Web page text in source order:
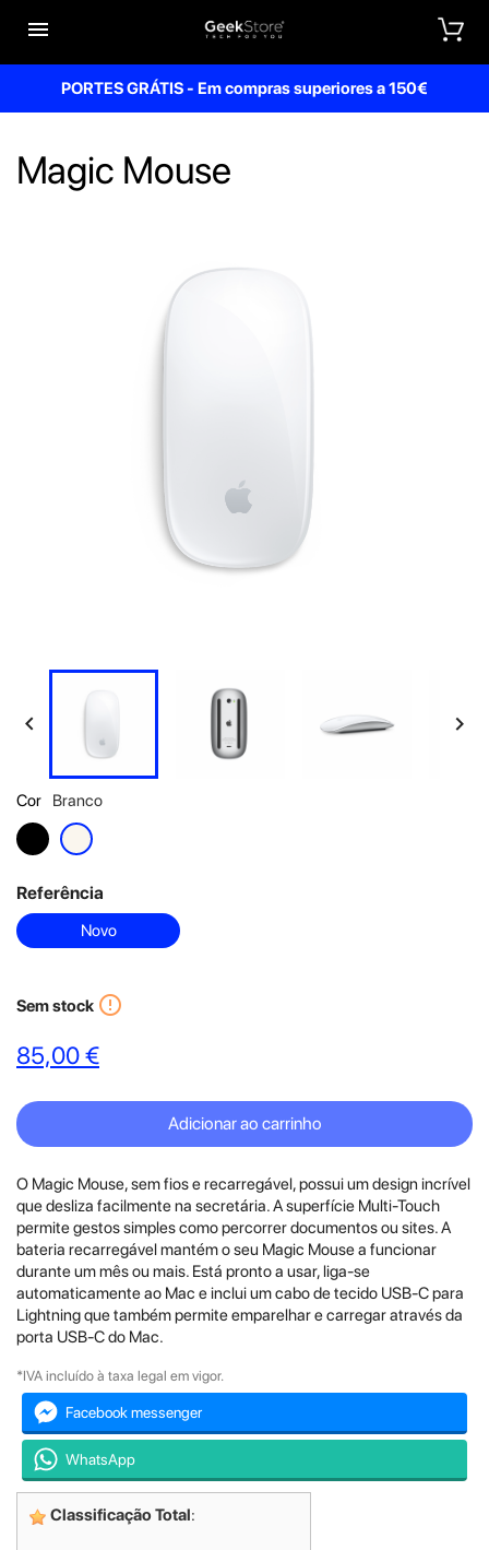

PORTES GRÁTIS - Em compras superiores a 150€
Magic Mouse
 
Cor Branco
Preto Branco
Referência
Novo
Sem stock error_outline
85,00 €
Adicionar ao carrinho
O Magic Mouse, sem fios e recarregável, possui um design incrível
que desliza facilmente na secretária. A superfície Multi-Touch
permite gestos simples como percorrer documentos ou sites. A
bateria recarregável mantém o seu Magic Mouse a funcionar
durante um mês ou mais. Está pronto a usar, liga-se
automaticamente ao Mac e inclui um cabo de tecido USB-C para
Lightning que também permite emparelhar e carregar através da
porta USB‑C do Mac.
*IVA incluído à taxa legal em vigor.
Facebook messenger
WhatsApp
Classificação Total: